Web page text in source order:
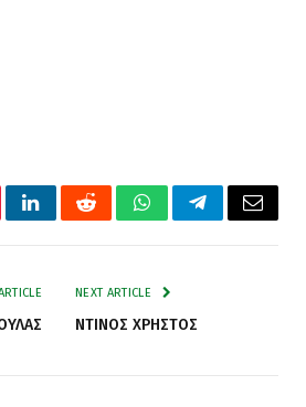
LinkedInRedditWhatsAppTelegramEmail
NEXT ARTICLE
ΝΤΙΝΟΣ ΧΡΗΣΤΟΣ